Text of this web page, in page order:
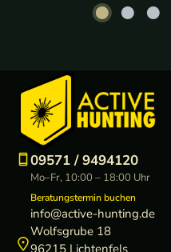
vielen Jahren zu den
sich Nocpix vormals
09571 / 9494120
Mo–Fr, 10:00 – 18:00 Uhr
Beratungstermin buchen
info@active-hunting.de
Wolfsgrube 18